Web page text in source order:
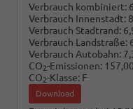
Verbrauch kombiniert:
Verbrauch Innenstadt:
Verbrauch Stadtrand:
Verbrauch Landstraße:
Verbrauch Autobahn:
CO2-Emissionen:
CO2-Klasse: F
Download